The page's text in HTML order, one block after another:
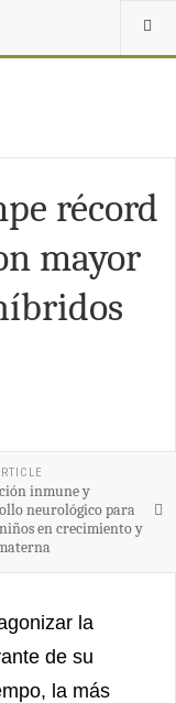
récord
mayor
inmune y
neurológico para
niños en crecimiento y
la
de su
la más